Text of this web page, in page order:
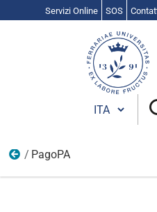
Servizi Online SOS
Cambia
Home
PagoPA